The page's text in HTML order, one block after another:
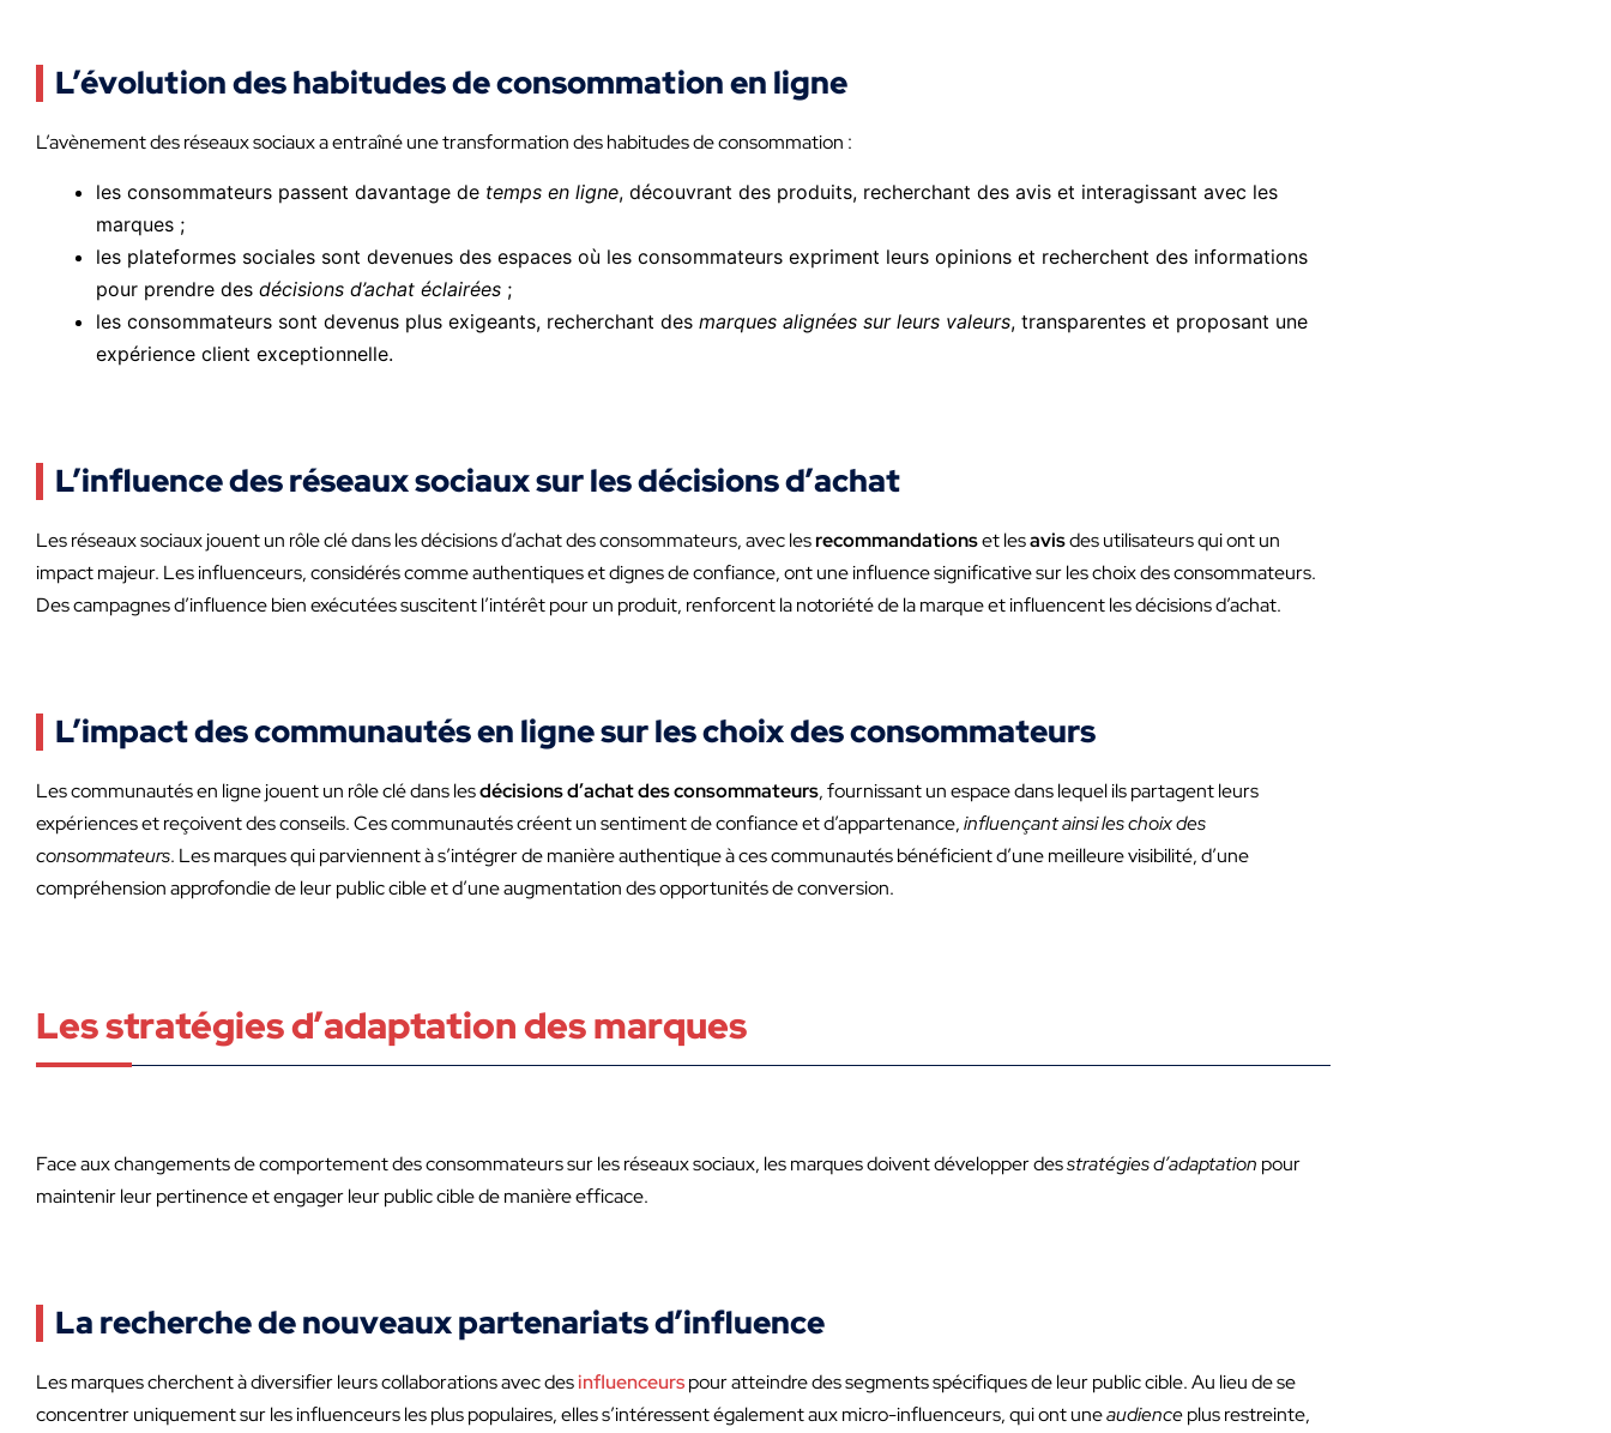
L’évolution des habitudes de consommation en ligne
L’avènement des réseaux sociaux a entraîné une transformation des habitudes de consommation :
les consommateurs passent davantage de temps en ligne, découvrant des produits, recherchant des avis et interagissant avec les
marques ;
les plateformes sociales sont devenues des espaces où les consommateurs expriment leurs opinions et recherchent des informations
pour prendre des décisions d’achat éclairées ;
les consommateurs sont devenus plus exigeants, recherchant des marques alignées sur leurs valeurs, transparentes et proposant une
expérience client exceptionnelle.
L’influence des réseaux sociaux sur les décisions d’achat
Les réseaux sociaux jouent un rôle clé dans les décisions d’achat des consommateurs, avec lesrecommandationset lesavisdes utilisateurs qui ont un
impact majeur. Les influenceurs, considérés comme authentiques et dignes de confiance, ont une influence significative sur les choix des consommateurs.
Des campagnes d’influence bien exécutées suscitent l’intérêt pour un produit, renforcent la notoriété de la marque et influencent les décisions d’achat.
L’impact des communautés en ligne sur les choix des consommateurs
Les communautés en ligne jouent un rôle clé dans lesdécisions d’achat des consommateurs, fournissant un espace dans lequel ils partagent leurs
expériences et reçoivent des conseils. Ces communautés créent un sentiment de confiance et d’appartenance,influençant ainsi les choix des
consommateurs. Les marques qui parviennent à s’intégrer de manière authentique à ces communautés bénéficient d’une meilleure visibilité, d’une
compréhension approfondie de leur public cible et d’une augmentation des opportunités de conversion.
Les stratégies d’adaptation des marques
Face aux changements de comportement des consommateurs sur les réseaux sociaux, les marques doivent développer desstratégies d’adaptation pour
maintenir leur pertinence et engager leur public cible de manière efficace.
La recherche de nouveaux partenariats d’influence
Les marques cherchent à diversifier leurs collaborations avec desinfluenceurspour atteindre des segments spécifiques de leur public cible. Au lieu de se
concentrer uniquement sur les influenceurs les plus populaires, elles s’intéressent également aux micro-influenceurs, qui ont uneaudienceplus restreinte,